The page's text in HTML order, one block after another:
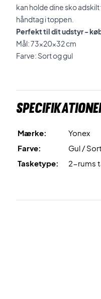
kan holde dine sko
håndtag i toppen
Perfekt til dit udstyr -
Mål: 73x20x32 cm
Farve: Sort og gul
Mærke:
Yonex
Farve:
Gul / Sort
Tasketype:
2-rums